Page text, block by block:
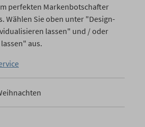
perfekten Markenbotschafter
Wählen Sie oben unter "Design-
lassen" und / oder
aus.